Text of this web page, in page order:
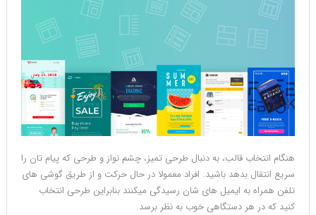
هنگام انتخاب قالب، به دنبال طرحی تمیز، چشم نواز و طرحی که پیام تان را
سریع انتقال بدهد باشید. افراد معمولا در حال حرکت و از طریق گوشی های
تلفن همراه به ایمیل های شان رسیدگی میکنند بنابراین طرحی انتخاب
کنید که در هر دستگاهی خوب به نظر برسد.